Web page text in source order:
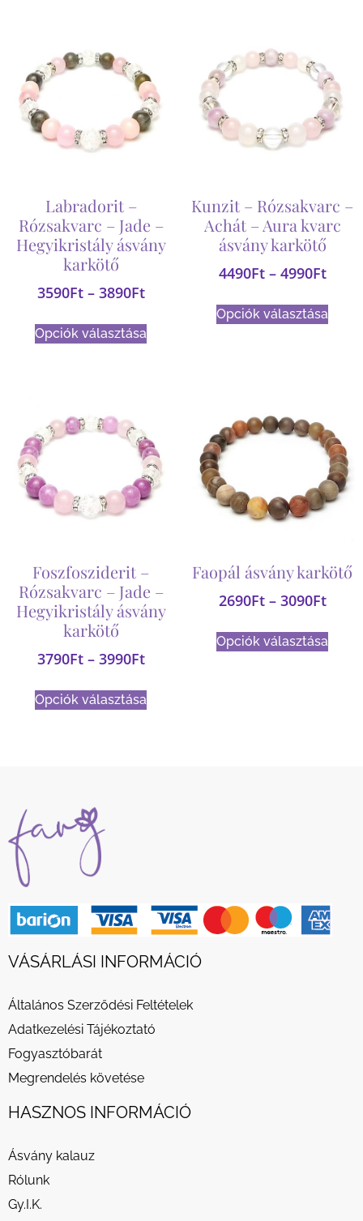
Labradorit –
Rózsakvarc – Jade –
Hegyikristály ásvány
karkötő
3590Ft – 3890Ft
Opciók választása
Kunzit – Rózsakvarc –
Achát – Aura kvarc
ásvány karkötő
4490Ft – 4990Ft
Opciók választása
Foszfosziderit –
Rózsakvarc – Jade –
Hegyikristály ásvány
karkötő
3790Ft – 3990Ft
Opciók választása
Faopál ásvány karkötő
2690Ft – 3090Ft
Opciók választása
VÁSÁRLÁSI INFORMÁCIÓ
Általános Szerződési Feltételek
Adatkezelési Tájékoztató
Fogyasztóbarát
Megrendelés követése
HASZNOS INFORMÁCIÓ
Ásvány kalauz
Rólunk
Gy.I.K.